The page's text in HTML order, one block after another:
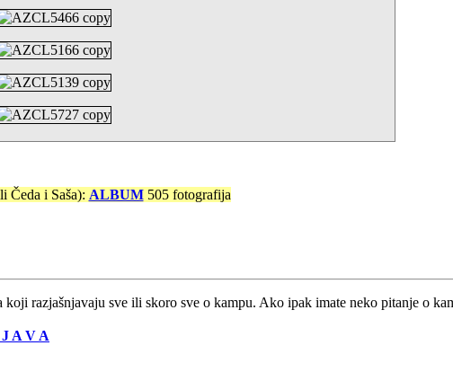
Čeda i Saša): ALBUM505 fotografija
razjašnjavaju sve ili skoro sve o kampu. Ako ipak imate neko pitanje o
A V A